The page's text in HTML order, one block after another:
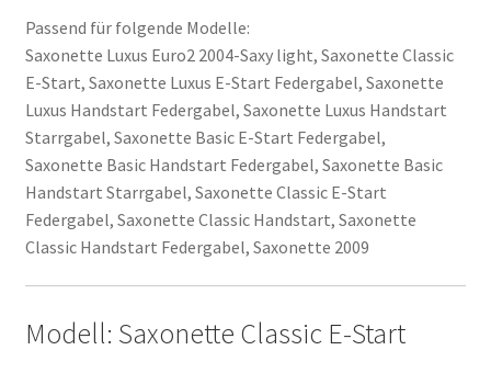
Passend für folgende Modelle:
Saxonette Luxus Euro2 2004-Saxy light, Saxonette Classic
E-Start, Saxonette Luxus E-Start Federgabel, Saxonette
Luxus Handstart Federgabel, Saxonette Luxus Handstart
Starrgabel, Saxonette Basic E-Start Federgabel,
Saxonette Basic Handstart Federgabel, Saxonette Basic
Handstart Starrgabel, Saxonette Classic E-Start
Federgabel, Saxonette Classic Handstart, Saxonette
Classic Handstart Federgabel, Saxonette 2009
Modell: Saxonette Classic E-Start